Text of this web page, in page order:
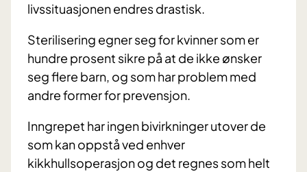
livssituasjonen endres drastisk.
Sterilisering egner seg for kvinner som er
hundre prosent sikre på at de ikke ønsker
seg flere barn, og som har problem med
andre former for prevensjon.
Inngrepet har ingen bivirkninger utover de
som kan oppstå ved enhver
kikkhullsoperasjon og det regnes som helt